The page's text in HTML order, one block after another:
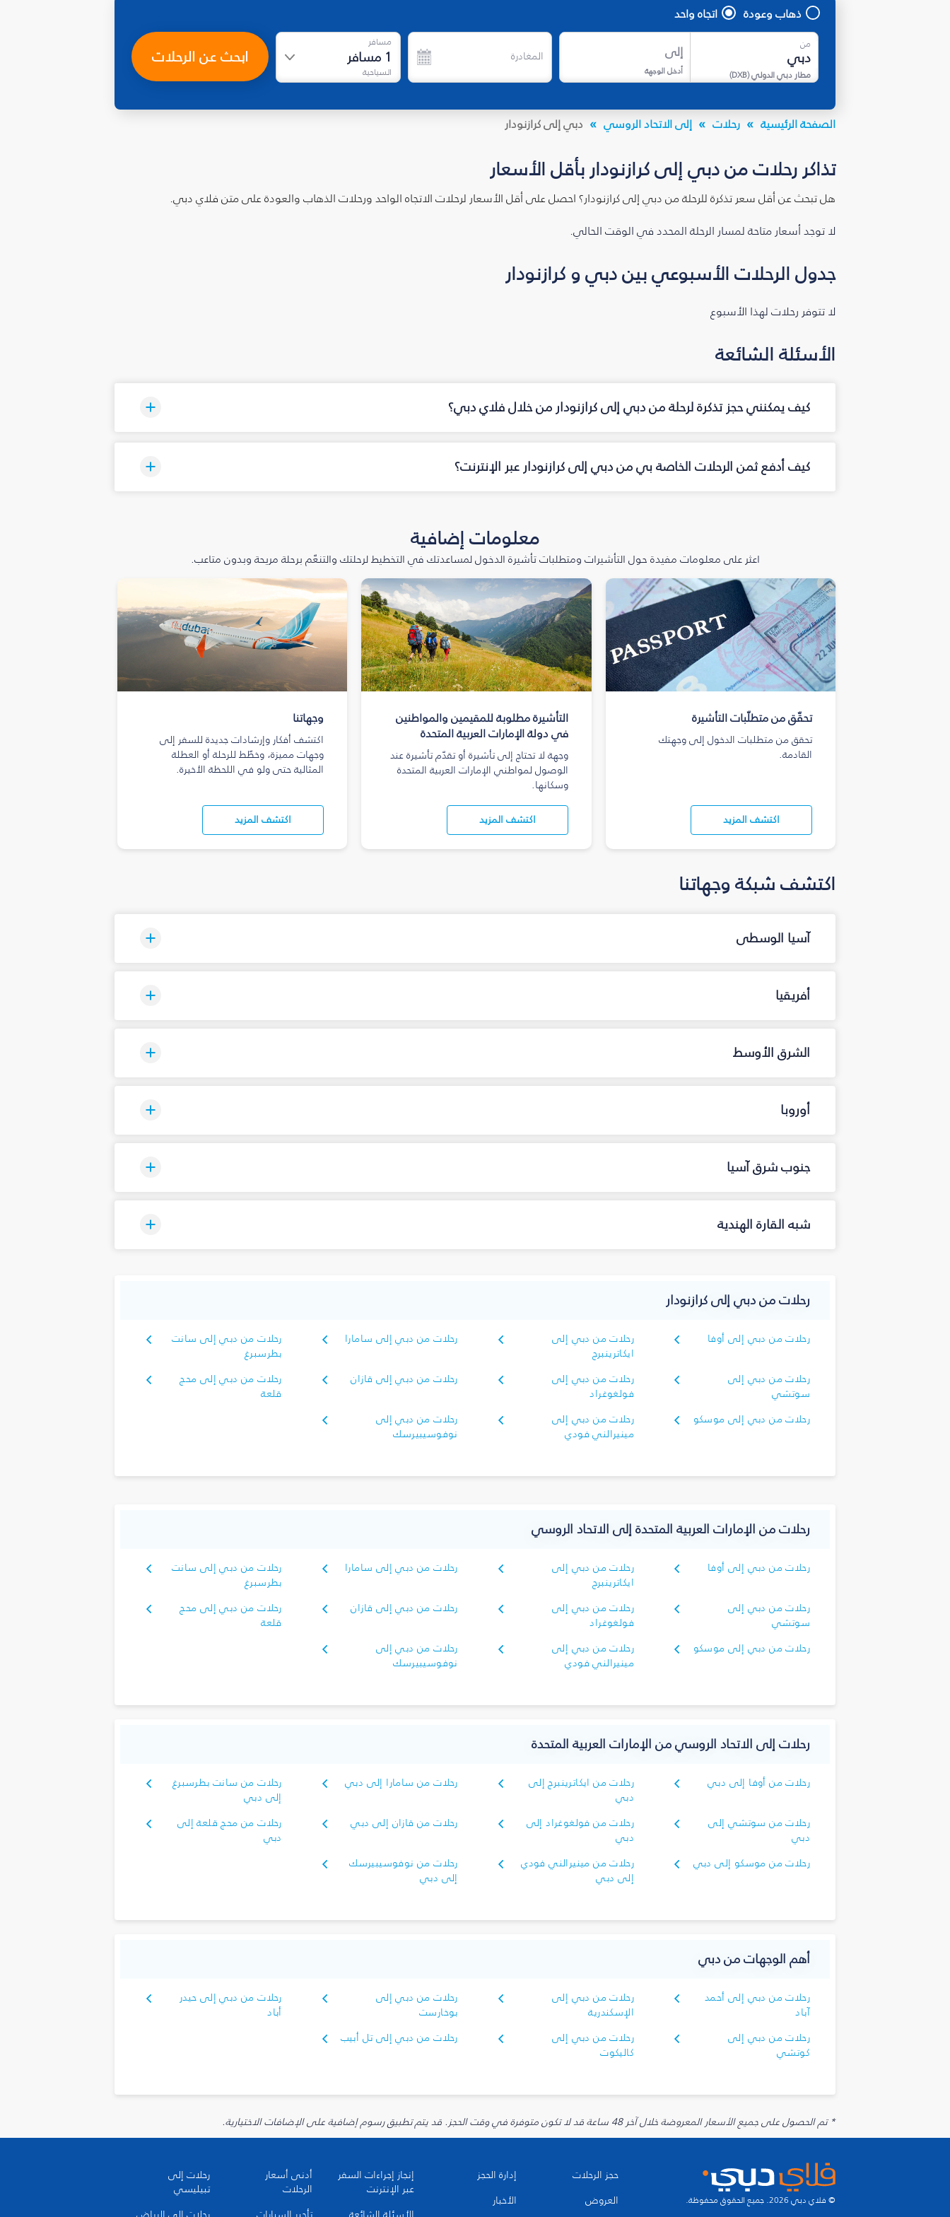
ذهاب وعودة اتجاه واحد
من
مطار دبي الدولي(
DXB
)
إلى
أدخل الوجهة
المغادرة
مسافر
1 مسافر
السياحية
ابحث عن الرحلات
الصفحة الرئيسية رحلات إلى الاتحاد الروسي دبي إلى كرازنودار
تذاكر رحلات من دبي إلى كرازنودار بأقل الأسعار
هل تبحث عن أقل سعر تذكرة للرحلة من دبي إلى كرازنودار؟ احصل على أقل الأسعار لرحلات الاتجاه الواحد ورحلات الذهاب والعودة على متن فلاي دبي.
لا توجد أسعار متاحة لمسار الرحلة المحدد في الوقت الحالي.
جدول الرحلات الأسبوعي بين دبي و كرازنودار
لا تتوفر رحلات لهذا الأسبوع
الأسئلة الشائعة
كيف يمكنني حجز تذكرة لرحلة من دبي إلى كرازنودار من خلال فلاي دبي؟
كيف أدفع ثمن الرحلات الخاصة بي من دبي إلى كرازنودار عبر الإنترنت؟
معلومات إضافية
اعثر على معلومات مفيدة حول التأشيرات ومتطلبات تأشيرة الدخول لمساعدتك في التخطيط لرحلتك والتنعّم برحلة مريحة وبدون متاعب.
تحقّق من متطلّبات التأشيرة
تحقق من متطلبات الدخول إلى وجهتك
القادمة.
اكتشف المزيد
التأشيرة مطلوبة للمقيمين والمواطنين
في دولة الإمارات العربية المتحدة
وجهة لا تحتاج إلى تأشيرة أو تقدّم تأشيرة عند
الوصول لمواطني الإمارات العربية المتحدة
وسكانها.
اكتشف المزيد
وجهاتنا
اكتشف أفكار وإرشادات جديدة للسفر إلى
وجهات مميزة، وخطّط للرحلة أو العطلة
المثالية حتى ولو في اللحظة الأخيرة.
اكتشف المزيد
اكتشف شبكة وجهاتنا
آسيا الوسطى
أفريقيا
الشرق الأوسط
أوروبا
جنوب شرق آسيا
شبه القارة الهندية
رحلات من دبي إلى كرازنودار
رحلات من دبي إلى أوفا
رحلات من دبي إلى
ايكاترينبرج
رحلات من دبي إلى سامارا
رحلات من دبي إلى سانت
بطرسبرغ
رحلات من دبي إلى
سوتشي
رحلات من دبي إلى
فولغوغراد
رحلات من دبي إلى قازان
رحلات من دبي إلى محج
قلعة
رحلات من دبي إلى موسكو
رحلات من دبي إلى
مينيرالني فودي
رحلات من دبي إلى
نوفوسيبيرسك
رحلات من الإمارات العربية المتحدة إلى الاتحاد الروسي
رحلات من دبي إلى أوفا
رحلات من دبي إلى
ايكاترينبرج
رحلات من دبي إلى سامارا
رحلات من دبي إلى سانت
بطرسبرغ
رحلات من دبي إلى
سوتشي
رحلات من دبي إلى
فولغوغراد
رحلات من دبي إلى قازان
رحلات من دبي إلى محج
قلعة
رحلات من دبي إلى موسكو
رحلات من دبي إلى
مينيرالني فودي
رحلات من دبي إلى
نوفوسيبيرسك
رحلات إلى الاتحاد الروسي من الإمارات العربية المتحدة
رحلات من أوفا إلى دبي
رحلات من ايكاترينبرج إلى
دبي
رحلات من سامارا إلى دبي
رحلات من سانت بطرسبرغ
إلى دبي
رحلات من سوتشي إلى
دبي
رحلات من فولغوغراد إلى
دبي
رحلات من قازان إلى دبي
رحلات من محج قلعة إلى
دبي
رحلات من موسكو إلى دبي
رحلات من مينيرالني فودي
إلى دبي
رحلات من نوفوسيبيرسك
إلى دبي
أهم الوجهات من دبي
رحلات من دبي إلى أحمد
آباد
رحلات من دبي إلى
الإسكندرية
رحلات من دبي إلى
بوخارست
رحلات من دبي إلى حيدر
أباد
رحلات من دبي إلى
كوتشي
رحلات من دبي إلى
كاليكوت
رحلات من دبي إلى تل أبيب
* تم الحصول على جميع الأسعار المعروضة خلال آخر 48 ساعة قد لا تكون متوفرة في وقت الحجز. قد يتم تطبيق رسوم إضافية على الإضافات الاختيارية.
© فلاي دبي 2026. جميع الحقوق محفوظة.
حجز الرحلات
العروض
إدارة الحجز
الأخبار
إنجاز إجراءات السفر
عبر الإنترنت
أدنى أسعار
الرحلات
رحلات إلى
تبيليسي